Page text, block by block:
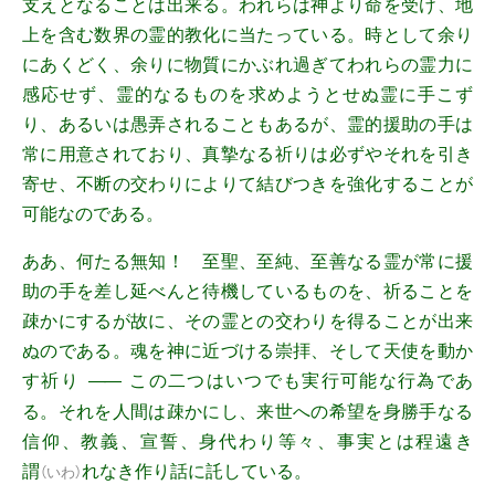
上を含む数界の霊的教化に当たっている。時として余り
にあくどく、余りに物質にかぶれ過ぎてわれらの霊力に
感応せず、霊的なるものを求めようとせぬ霊に手こず
り、あるいは愚弄されることもあるが、霊的援助の手は
常に用意されており、真摯なる祈りは必ずやそれを引き
寄せ、不断の交わりによりて結びつきを強化することが
可能なのである。
ああ、何たる無知！ 至聖、至純、至善なる霊が常に援
助の手を差し延べんと待機しているものを、祈ることを
疎かにするが故に、その霊との交わりを得ることが出来
ぬのである。魂を神に近づける崇拝、そして天使を動か
す祈り
――
この二つはいつでも実行可能な行為であ
る。それを人間は疎かにし、来世への希望を身勝手なる
信仰、教義、宣誓、身代わり等々、事実とは程遠き
謂（いわ）れなき作り話に託している。